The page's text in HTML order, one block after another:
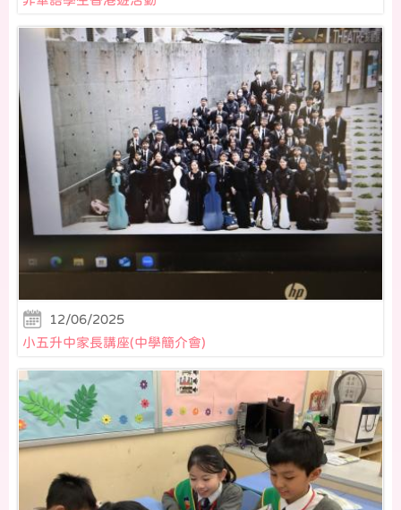
12/06/2025
小五升中家長講座(中學簡介會)